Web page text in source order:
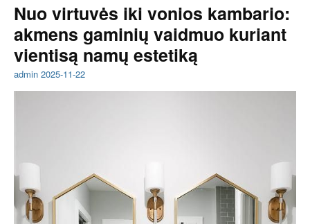
Nuo virtuvės iki vonios kambario:
akmens gaminių vaidmuo kuriant
vientisą namų estetiką
admin 2025-11-22